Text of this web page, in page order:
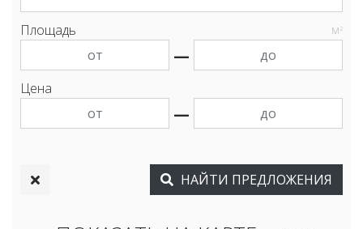
Площадь М 2
—
Цена
—
НАЙТИ ПРЕДЛОЖЕНИЯ